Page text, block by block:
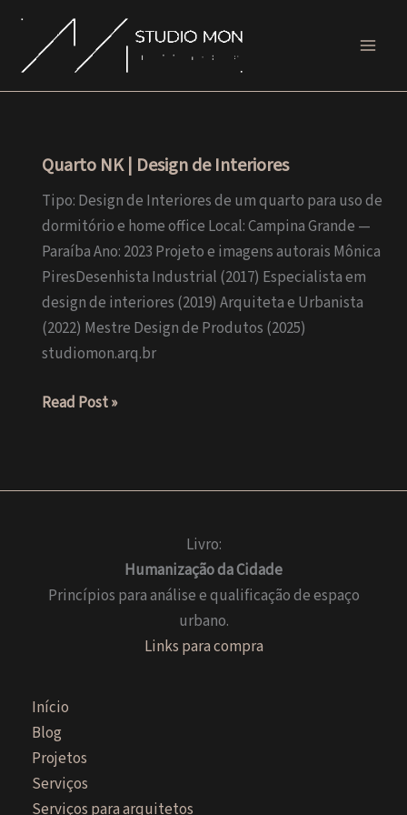
conteúdo
Quarto NK | Design de Interiores
Tipo: Design de Interiores de um quarto para uso de
dormitório e home office Local: Campina Grande —
Paraíba Ano: 2023 Projeto e imagens autorais Mônica
PiresDesenhista Industrial (2017) Especialista em
design de interiores (2019) Arquiteta e Urbanista
(2022) Mestre Design de Produtos (2025)
studiomon.arq.br
Quarto
Read Post »
Livro:
Humanização da Cidade
Princípios para análise e qualificação de espaço
urbano.
Links para compra
Início
Blog
Projetos
Serviços
Serviços para arquitetos